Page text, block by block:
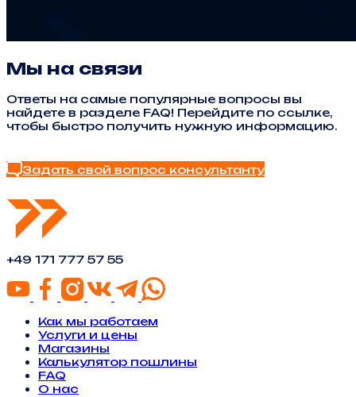
Мы на связи
Ответы на самые популярные вопросы вы
найдете в разделе FAQ! Перейдите по ссылке,
чтобы быстро получить нужную информацию.
Задать свой вопрос консультанту
+49 171 777 57 55
Как мы работаем
Услуги и цены
Магазины
Калькулятор пошлины
FAQ
О нас